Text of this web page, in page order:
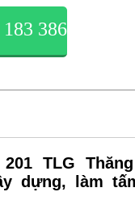
183 386
TLG
dựng, làm